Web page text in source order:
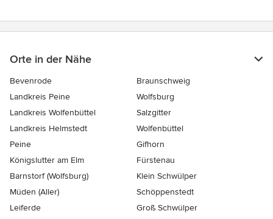
Orte in der Nähe
Bevenrode
Braunschweig
Landkreis Peine
Wolfsburg
Landkreis Wolfenbüttel
Salzgitter
Landkreis Helmstedt
Wolfenbüttel
Peine
Gifhorn
Königslutter am Elm
Fürstenau
Barnstorf (Wolfsburg)
Klein Schwülper
Müden (Aller)
Schöppenstedt
Leiferde
Groß Schwülper